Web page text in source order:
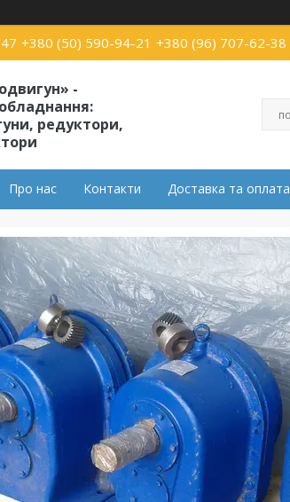
+380 (50) 590-94-21 +380 (96) 707-62-38
-
редуктори,
Про нас Контакти Доставка та оплата